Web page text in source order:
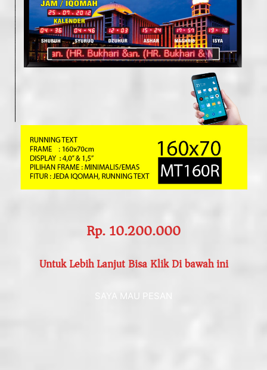
Rp. 10.200.000
Untuk Lebih Lanjut Bisa Klik Di bawah ini
SAYA MAU PESAN